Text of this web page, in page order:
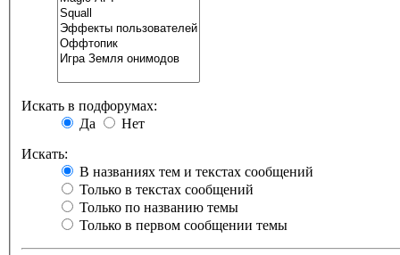
Искать в подфорумах:
Да
Нет
Искать:
В названиях тем и текстах сообщений
Только в текстах сообщений
Только по названию темы
Только в первом сообщении темы